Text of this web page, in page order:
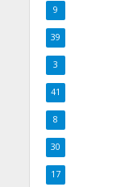
9
39
3
41
8
30
17